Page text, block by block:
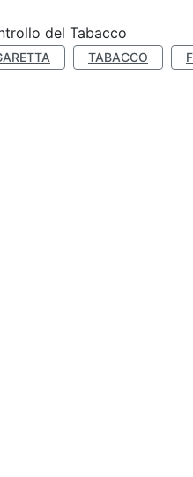
del Tabacco
TABACCO